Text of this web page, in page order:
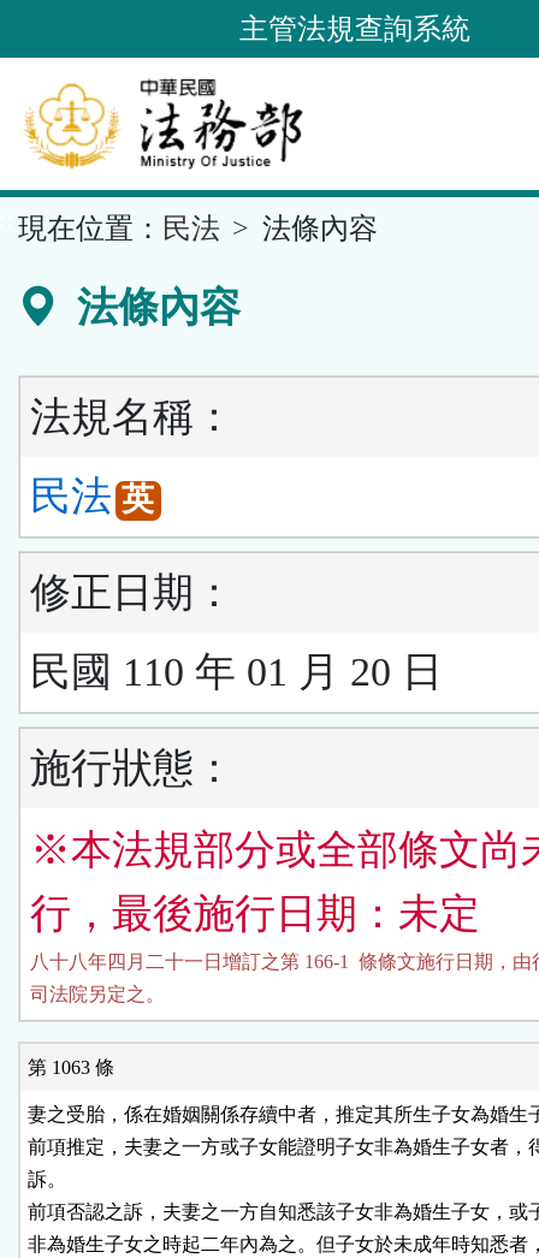
到
要
內
容
區
主管法規查詢系統
現在位置： 民法 法條內容
法條內容
法規名稱：
民法 英
修正日期：
民國 110 年 01 月 20 日
施行狀態：
※本法規部分或全部條文尚
行，最後施行日期：未定
八十八年四月二十一日增訂之第 166-1  條條文施行日期，由
司法院另定之。
第 1063 條
妻之受胎，係在婚姻關係存續中者，推定其所生子女為婚生
前項推定，夫妻之一方或子女能證明子女非為婚生子女者，
訴。
前項否認之訴，夫妻之一方自知悉該子女非為婚生子女，或
非為婚生子女之時起二年內為之。但子女於未成年時知悉者